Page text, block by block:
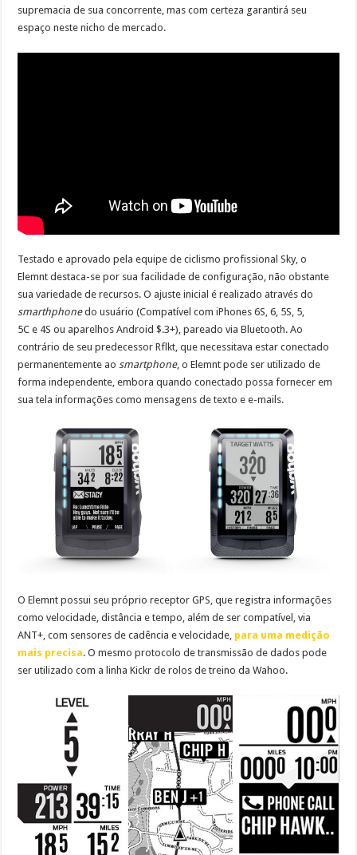
supremacia de sua concorrente, mas com certeza garantirá seu
espaço neste nicho de mercado.
Testado e aprovado pela equipe de ciclismo profissional Sky, o
Elemnt destaca-se por sua facilidade de configuração, não obstante
sua variedade de recursos. O ajuste inicial é realizado através do
smarthphonedo usuário (Compatível com iPhones 6S, 6, 5S, 5,
5C e 4S ou aparelhos Android $.3+), pareado via Bluetooth. Ao
contrário de seu predecessor Rflkt, que necessitava estar conectado
permanentemente aosmartphone, o Elemnt pode ser utilizado de
forma independente, embora quando conectado possa fornecer em
sua tela informações como mensagens de texto e e-mails.
O Elemnt possui seu próprio receptor GPS, que registra informações
como velocidade, distância e tempo, além de ser compatível, via
ANT+, com sensores de cadência e velocidade, para uma medição
mais precisa. O mesmo protocolo de transmissão de dados pode
ser utilizado com a linha Kickr de rolos de treino da Wahoo.